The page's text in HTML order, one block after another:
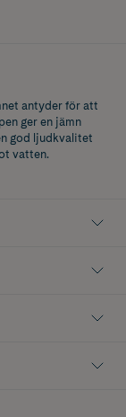
antyder för att
ger en jämn
god ljudkvalitet
vatten.